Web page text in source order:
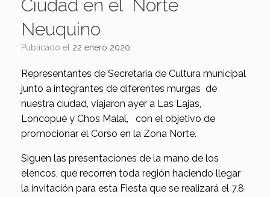
Ciudad en el Norte
Neuquino
Publicado el 22 enero 2020
Representantes de Secretaria de Cultura municipal
junto a integrantes de diferentes murgas de
nuestra ciudad, viajaron ayer a Las Lajas,
Loncopué y Chos Malal, con el objetivo de
promocionar el Corso en la Zona Norte.
Siguen las presentaciones de la mano de los
elencos, que recorren toda región haciendo llegar
la invitación para esta Fiesta que se realizará el 7,8